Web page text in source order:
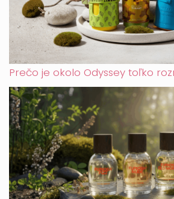
Prečo je okolo Odyssey toľko